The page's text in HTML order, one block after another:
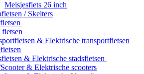
Meisjesfiets 26 inch
/ Skelters
fietsen
& Elektrische transportfietsen
& Elektrische stadsfietsen
& Elektrische scooters